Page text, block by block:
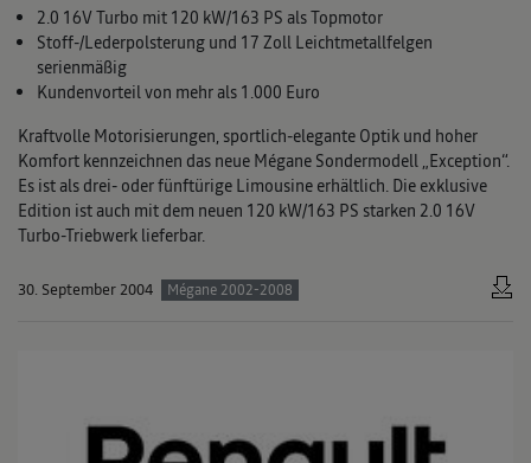
2.0 16V Turbo mit 120 kW/163 PS als Topmotor
Stoff-/Lederpolsterung und 17 Zoll Leichtmetallfelgen
serienmäßig
Kundenvorteil von mehr als 1.000 Euro
Kraftvolle Motorisierungen, sportlich-elegante Optik und hoher
Komfort kennzeichnen das neue Mégane Sondermodell „Exception“.
Es ist als drei- oder fünftürige Limousine erhältlich. Die exklusive
Edition ist auch mit dem neuen 120 kW/163 PS starken 2.0 16V
Turbo-Triebwerk lieferbar.
30. September 2004 Mégane 2002-2008